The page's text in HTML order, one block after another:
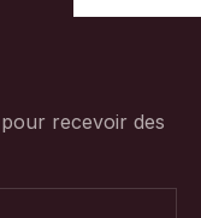
recevoir des